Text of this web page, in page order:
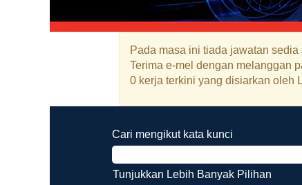
Pada masa ini tiada jawatan
Terima e-mel dengan melanggan
0 kerja terkini yang disiarkan oleh
Cari mengikut kata kunci
Tunjukkan Lebih Banyak Pilihan